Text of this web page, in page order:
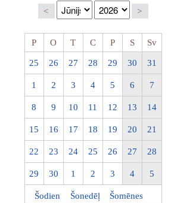
< >
P O T C P S Sv
25 26 27 28 29 30 31
1 2 3 4 5 6 7
8 9 10 11 12 13 14
15 16 17 18 19 20 21
22 23 24 25 26 27 28
29 30 1 2 3 4 5
Šodien Šonedēļ Šomēnes